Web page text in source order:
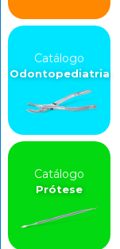
Catálogo
Odontopediatria
Catálogo
Prótese